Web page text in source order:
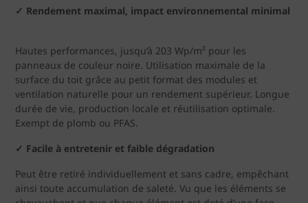
✓ Rendement maximal, impact environnemental minimal
Hautes performances, jusqu’à 203 Wp/m² pour les
panneaux de couleur noire. Utilisation maximale de la
surface du toit grâce au petit format des modules et
ventilation naturelle pour un rendement supérieur. Longue
durée de vie, production locale et réutilisation optimale.
Exempt de plomb ou PFAS.
✓ Facile à entretenir et faible dégradation
Peut être retiré individuellement et sans cadre, empêchant
ainsi toute accumulation de saleté. Vu que les éléments se